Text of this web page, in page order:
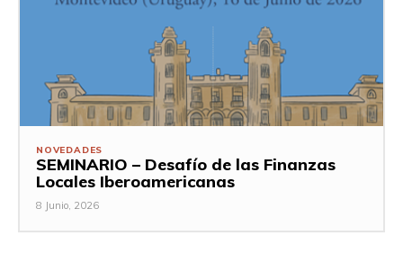
NOVEDADES
SEMINARIO – Desafío de las Finanzas
Locales Iberoamericanas
8 Junio, 2026